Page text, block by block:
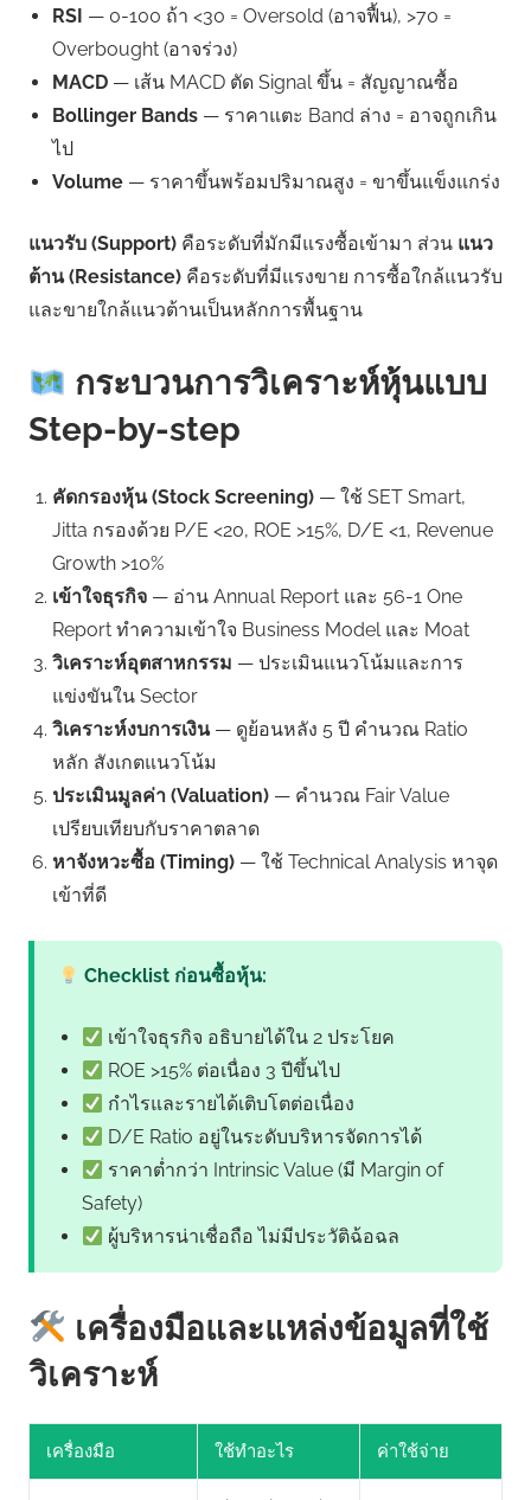
RSI — 0-100 ถ้า <30 = Oversold (อาจฟื้น), >70 =
Overbought (อาจร่วง)
MACD — เส้น MACD ตัด Signal ขึ้น = สัญญาณซื้อ
Bollinger Bands — ราคาแตะ Band ล่าง = อาจถูกเกิน
ไป
Volume — ราคาขึ้นพร้อมปริมาณสูง = ขาขึ้นแข็งแกร่ง
แนวรับ (Support) คือระดับที่มักมีแรงซื้อเข้ามา ส่วน แนว
ต้าน (Resistance) คือระดับที่มีแรงขาย การซื้อใกล้แนวรับ
และขายใกล้แนวต้านเป็นหลักการพื้นฐาน
กระบวนการวิเคราะห์หุ้นแบบ
Step-by-step
คัดกรองหุ้น (Stock Screening) — ใช้ SET Smart,
Jitta กรองด้วย P/E <20, ROE >15%, D/E <1, Revenue
Growth >10%
เข้าใจธุรกิจ — อ่าน Annual Report และ 56-1 One
Report ทำความเข้าใจ Business Model และ Moat
วิเคราะห์อุตสาหกรรม — ประเมินแนวโน้มและการ
แข่งขันใน Sector
วิเคราะห์งบการเงิน— ดูย้อนหลัง 5 ปี คำนวณ Ratio
หลัก สังเกตแนวโน้ม
ประเมินมูลค่า (Valuation) — คำนวณ Fair Value
เปรียบเทียบกับราคาตลาด
หาจังหวะซื้อ (Timing) — ใช้ Technical Analysis หาจุด
เข้าที่ดี
Checklist ก่อนซื้อหุ้น:
เข้าใจธุรกิจ อธิบายได้ใน 2 ประโยค
ROE >15% ต่อเนื่อง 3 ปีขึ้นไป
กำไรและรายได้เติบโตต่อเนื่อง
D/E Ratio อยู่ในระดับบริหารจัดการได้
ราคาต่ำกว่า Intrinsic Value (มี Margin of
Safety)
ผู้บริหารน่าเชื่อถือ ไม่มีประวัติฉ้อฉล
เครื่องมือและแหล่งข้อมูลที่ใช้
วิเคราะห์
เครื่องมือ ใช้ทำอะไร ค่าใช้จ่าย